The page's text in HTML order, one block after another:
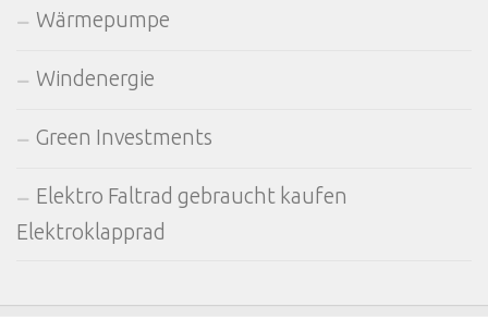
Wärmepumpe
Windenergie
Green Investments
Elektro Faltrad gebraucht kaufen
Elektroklapprad